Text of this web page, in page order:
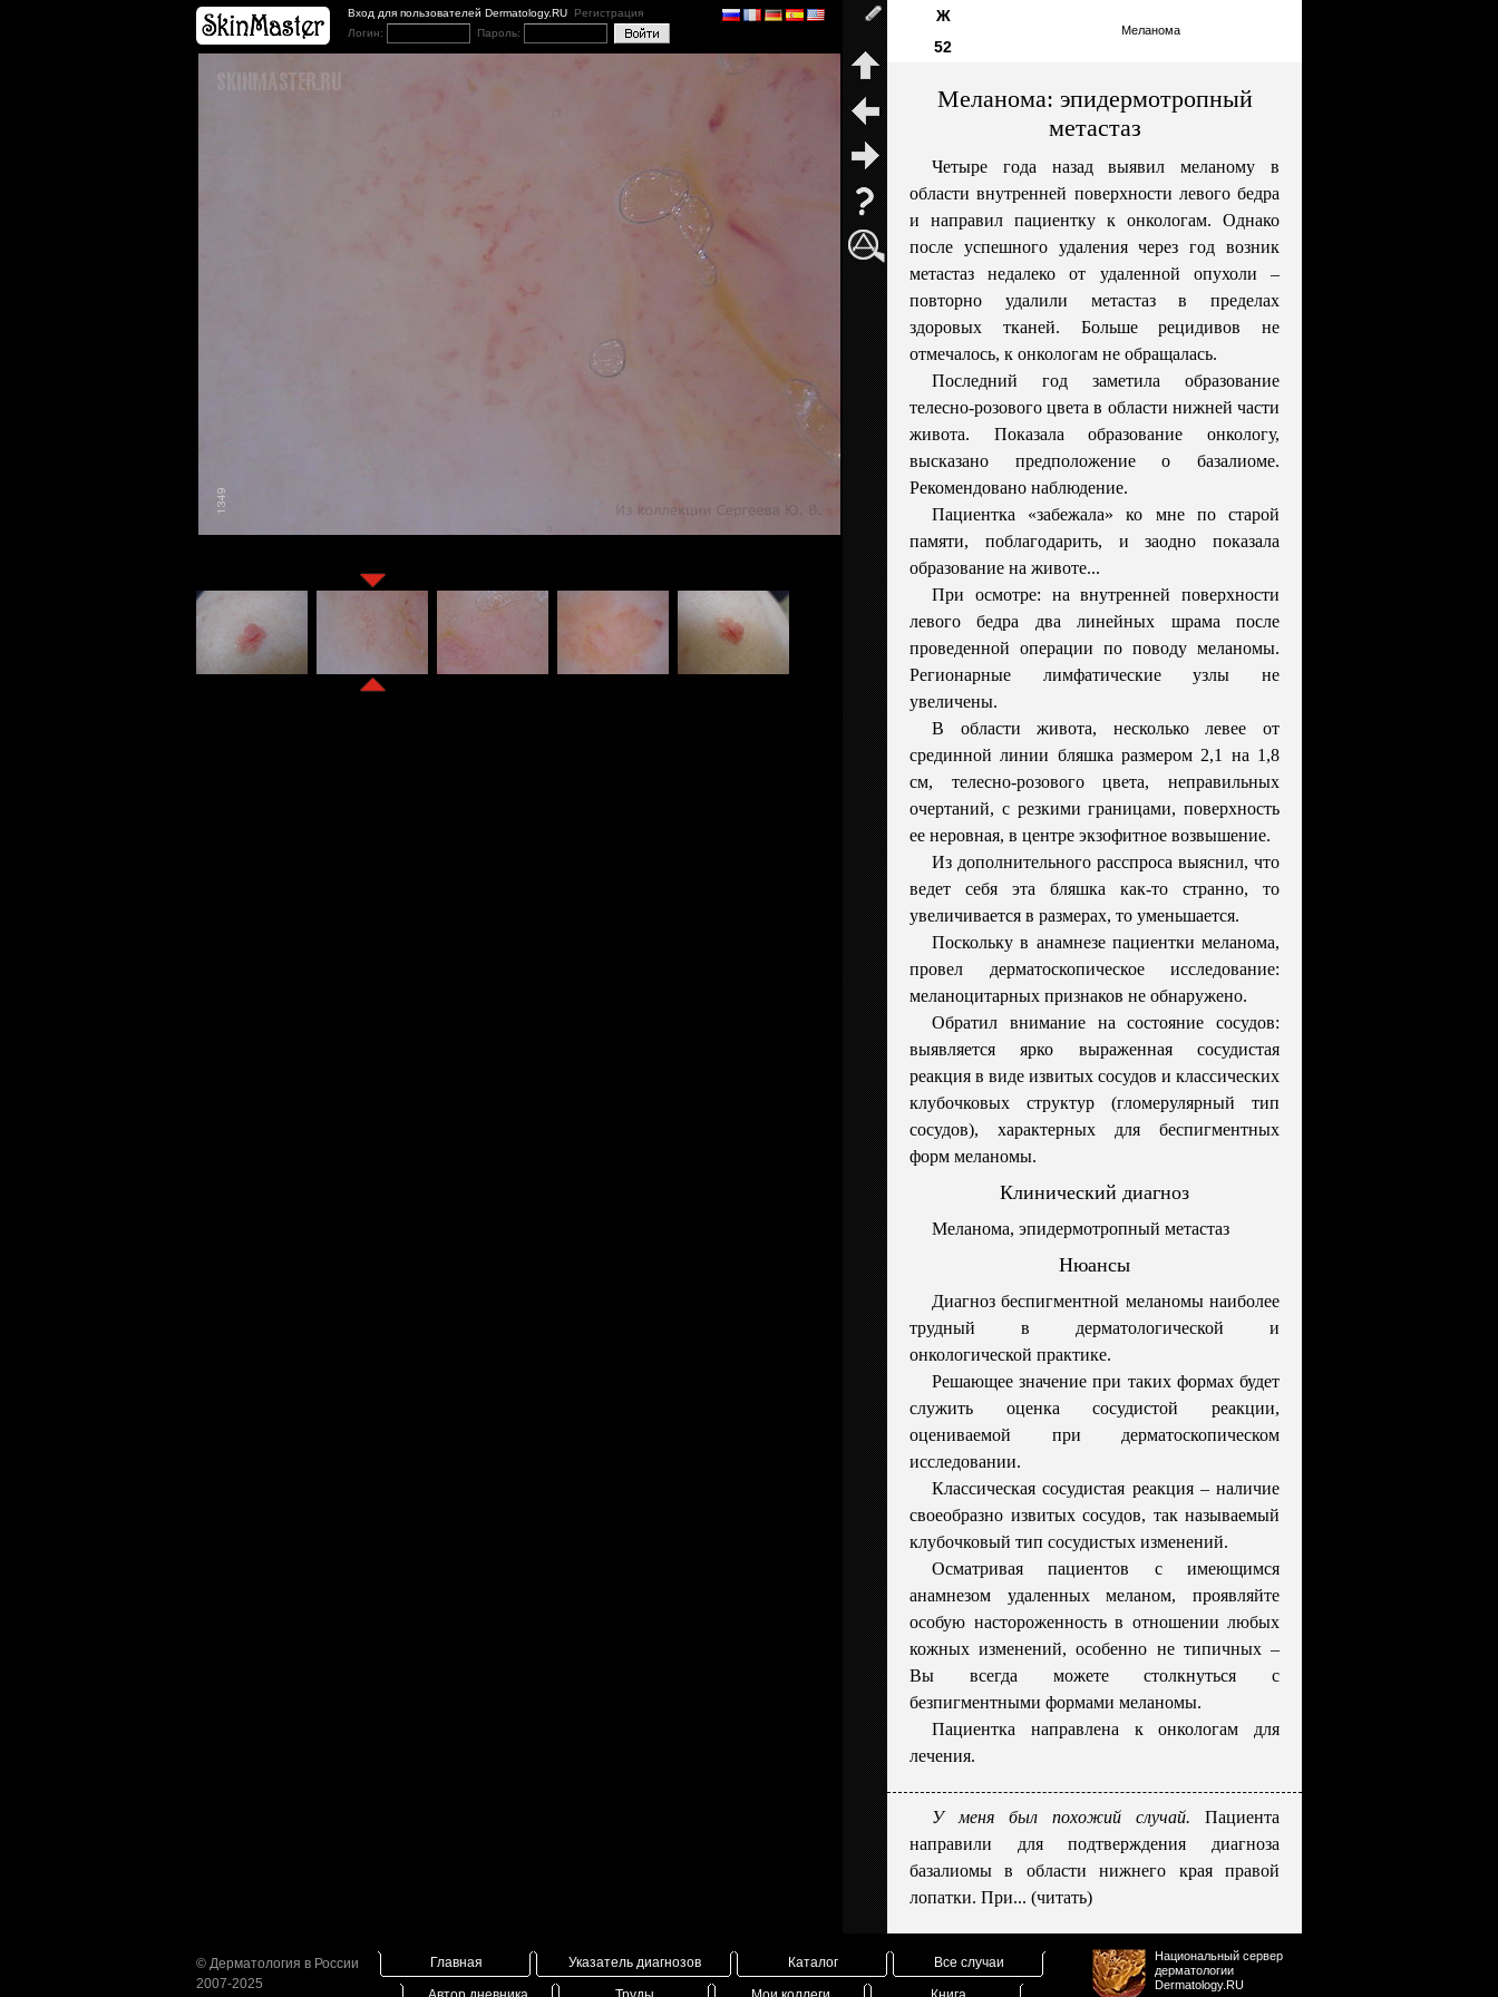
Вход для пользователей Dermatology.RU Регистрация
Логин:
Пароль:
Ж
52
Меланома
Меланома: эпидермотропный
метастаз
Четыре года назад выявил меланому в
области внутренней поверхности левого бедра
и направил пациентку к онкологам. Однако
после успешного удаления через год возник
метастаз недалеко от удаленной опухоли –
повторно удалили метастаз в пределах
здоровых тканей. Больше рецидивов не
отмечалось, к онкологам не обращалась.
Последний год заметила образование
телесно-розового цвета в области нижней части
живота. Показала образование онкологу,
высказано предположение о базалиоме.
Рекомендовано наблюдение.
Пациентка «забежала» ко мне по старой
памяти, поблагодарить, и заодно показала
образование на животе...
При осмотре: на внутренней поверхности
левого бедра два линейных шрама после
проведенной операции по поводу меланомы.
Регионарные лимфатические узлы не
увеличены.
В области живота, несколько левее от
срединной линии бляшка размером 2,1 на 1,8
см, телесно-розового цвета, неправильных
очертаний, с резкими границами, поверхность
ее неровная, в центре экзофитное возвышение.
Из дополнительного расспроса выяснил, что
ведет себя эта бляшка как-то странно, то
увеличивается в размерах, то уменьшается.
Поскольку в анамнезе пациентки меланома,
провел дерматоскопическое исследование:
меланоцитарных признаков не обнаружено.
Обратил внимание на состояние сосудов:
выявляется ярко выраженная сосудистая
реакция в виде извитых сосудов и классических
клубочковых структур (гломерулярный тип
сосудов), характерных для беспигментных
форм меланомы.
Клинический диагноз
Меланома, эпидермотропный метастаз
Нюансы
Диагноз беспигментной меланомы наиболее
трудный в дерматологической и
онкологической практике.
Решающее значение при таких формах будет
служить оценка сосудистой реакции,
оцениваемой при дерматоскопическом
исследовании.
Классическая сосудистая реакция – наличие
своеобразно извитых сосудов, так называемый
клубочковый тип сосудистых изменений.
Осматривая пациентов с имеющимся
анамнезом удаленных меланом, проявляйте
особую настороженность в отношении любых
кожных изменений, особенно не типичных –
Вы всегда можете столкнуться с
безпигментными формами меланомы.
Пациентка направлена к онкологам для
лечения.
У меня был похожий случай.
Пациента
направили для подтверждения диагноза
базалиомы в области нижнего края правой
лопатки. При... (читать)
© Дерматология в России
2007-2025
Главная Указатель диагнозов Каталог Все случаи
Национальный сервер
дерматологии
Dermatology.RU